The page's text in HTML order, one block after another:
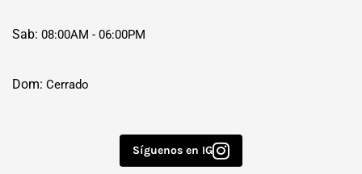
Sab: 08:00AM - 06:00PM
Dom: Cerrado
Síguenos en IG